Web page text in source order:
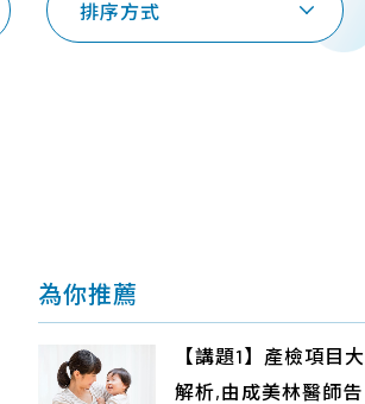
排序方式
為你推薦
【講題1】產檢項目大
解析,由成美林醫師告
聯絡我們